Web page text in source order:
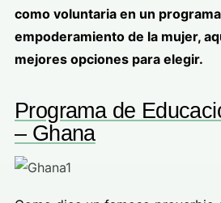
como voluntaria en un
empoderamiento de la mujer,
mejores opciones para elegir.
Programa de
– Ghana